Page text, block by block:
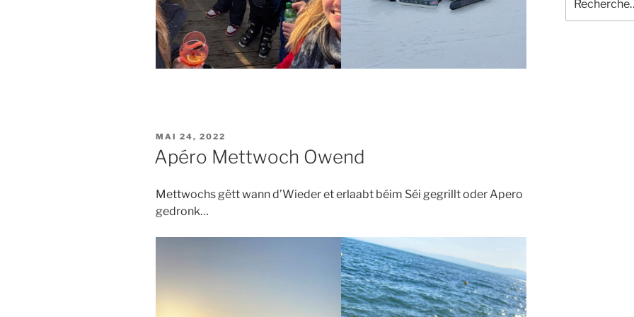
PUBLIÉ
LE
MAI 24, 2022
Apéro Mettwoch Owend
Mettwochs gëtt wann d’Wieder et erlaabt béim Séi gegrillt oder Apero
gedronk…
pour
: